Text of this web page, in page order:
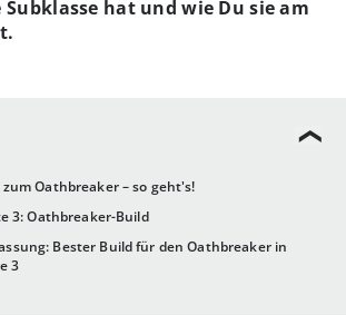
zum Oathbreaker – so geht's!
3: Oathbreaker-Build
Bester Build für den Oathbreaker in
3
hat und wie Du sie am